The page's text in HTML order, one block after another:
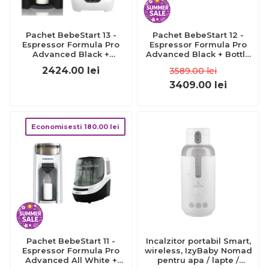
Pachet BebeStart 13 -
Espressor Formula Pro
Advanced Black +
2424.00 lei
Pachet BebeStart 12 -
Espressor Formula Pro
Advanced Black + Bottle
3589.00 lei
3409.00 lei
Economisesti 180.00 lei
Pachet BebeStart 11 -
Espressor Formula Pro
Advanced All White +
Incalzitor portabil Smart,
wireless, IzyBaby Nomad
pentru apa / lapte /